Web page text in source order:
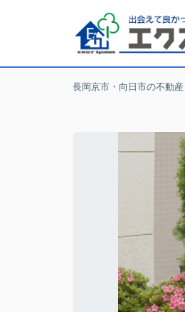
長岡京市・向日市の不動